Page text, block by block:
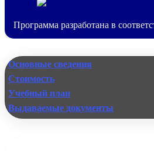
Программа разработана в
Основные сведения
Стоимость
Учебный план
Выдаваемые документы